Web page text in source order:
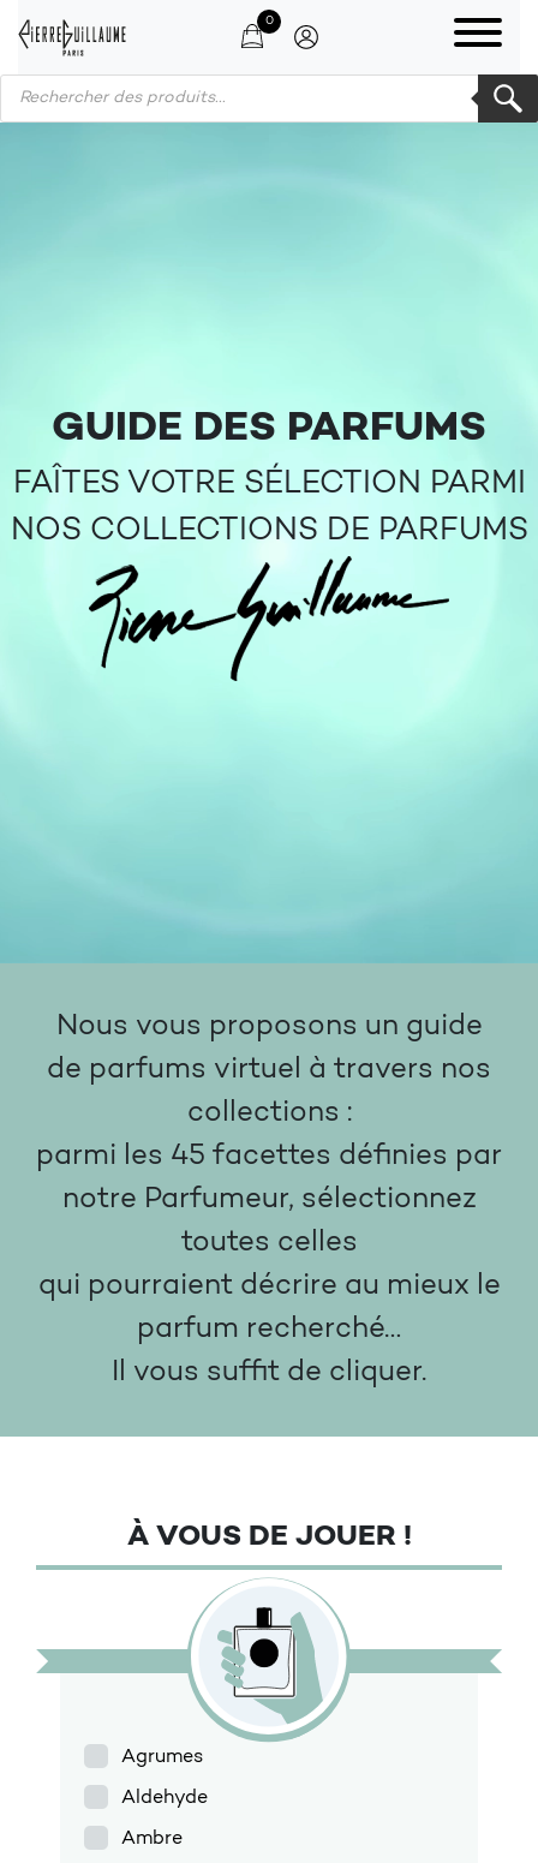
0
Products search
GUIDE DES PARFUMS
FAÎTES VOTRE SÉLECTION PARMI
NOS COLLECTIONS DE PARFUMS
Nous vous proposons un guide
de parfums virtuel à travers nos
collections :
parmi les 45 facettes définies par
notre Parfumeur, sélectionnez
toutes celles
qui pourraient décrire au mieux le
parfum recherché…
Il vous suffit de cliquer.
À VOUS DE JOUER !
Agrumes
Aldehyde
Ambre